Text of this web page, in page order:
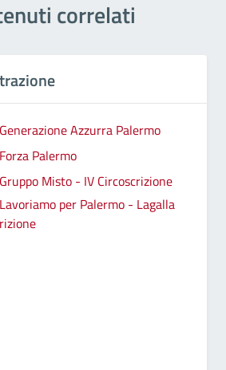
correlati
Azzurra Palermo
Palermo
Misto - IV Circoscrizione
per Palermo - Lagalla